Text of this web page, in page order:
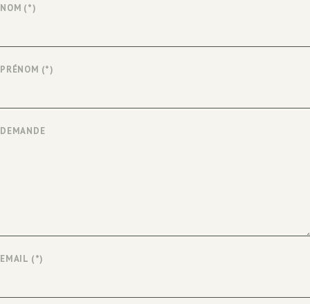
NOM (*)
PRÉNOM (*)
DEMANDE
EMAIL (*)